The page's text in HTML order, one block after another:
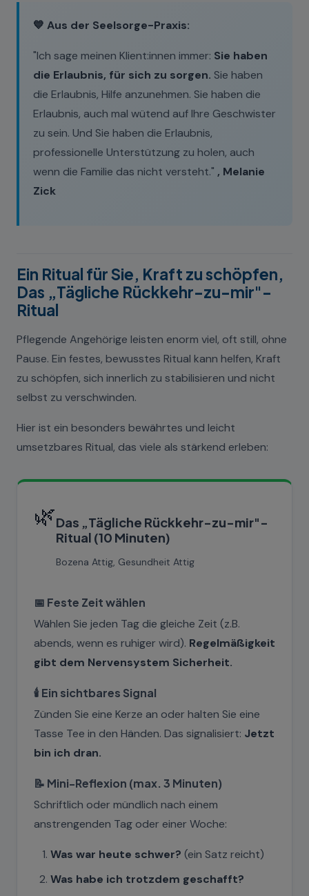
💙 Aus der Seelsorge-Praxis:
"Ich sage meinen Klient:innen immer: Sie haben
die Erlaubnis, für sich zu sorgen. Sie haben
die Erlaubnis, Hilfe anzunehmen. Sie haben die
Erlaubnis, auch mal wütend auf Ihre Geschwister
zu sein. Und Sie haben die Erlaubnis,
professionelle Unterstützung zu holen, auch
wenn die Familie das nicht versteht." , Melanie
Zick
Ein Ritual für Sie, Kraft zu schöpfen,
Das „Tägliche Rückkehr-zu-mir"-
Ritual
Pflegende Angehörige leisten enorm viel, oft still, ohne
Pause. Ein festes, bewusstes Ritual kann helfen, Kraft
zu schöpfen, sich innerlich zu stabilisieren und nicht
selbst zu verschwinden.
Hier ist ein besonders bewährtes und leicht
umsetzbares Ritual, das viele als stärkend erleben:
🌿Das „Tägliche Rückkehr-zu-mir"-
Ritual (10 Minuten)
Bozena Attig, Gesundheit Attig
📅 Feste Zeit wählen
Wählen Sie jeden Tag die gleiche Zeit (z.B.
abends, wenn es ruhiger wird). Regelmäßigkeit
gibt dem Nervensystem Sicherheit.
🕯️ Ein sichtbares Signal
Zünden Sie eine Kerze an oder halten Sie eine
Tasse Tee in den Händen. Das signalisiert: Jetzt
bin ich dran.
📝 Mini-Reflexion (max. 3 Minuten)
Schriftlich oder mündlich nach einem
anstrengenden Tag oder einer Woche:
Was war heute schwer? (ein Satz reicht)
Was habe ich trotzdem geschafft?